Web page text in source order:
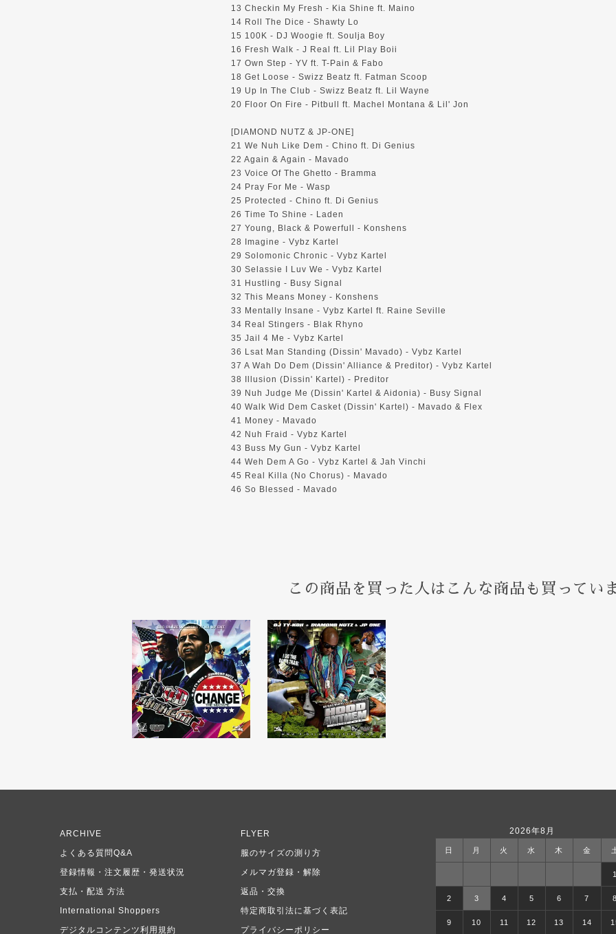
13 Checkin My Fresh - Kia Shine ft. Maino
14 Roll The Dice - Shawty Lo
15 100K - DJ Woogie ft. Soulja Boy
16 Fresh Walk - J Real ft. Lil Play Boii
17 Own Step - YV ft. T-Pain & Fabo
18 Get Loose - Swizz Beatz ft. Fatman Scoop
19 Up In The Club - Swizz Beatz ft. Lil Wayne
20 Floor On Fire - Pitbull ft. Machel Montana & Lil' Jon
[DIAMOND NUTZ & JP-ONE]
21 We Nuh Like Dem - Chino ft. Di Genius
22 Again & Again - Mavado
23 Voice Of The Ghetto - Bramma
24 Pray For Me - Wasp
25 Protected - Chino ft. Di Genius
26 Time To Shine - Laden
27 Young, Black & Powerfull - Konshens
28 Imagine - Vybz Kartel
29 Solomonic Chronic - Vybz Kartel
30 Selassie I Luv We - Vybz Kartel
31 Hustling - Busy Signal
32 This Means Money - Konshens
33 Mentally Insane - Vybz Kartel ft. Raine Seville
34 Real Stingers - Blak Rhyno
35 Jail 4 Me - Vybz Kartel
36 Lsat Man Standing (Dissin' Mavado) - Vybz Kartel
37 A Wah Do Dem (Dissin' Alliance & Preditor) - Vybz Kartel
38 Illusion (Dissin' Kartel) - Preditor
39 Nuh Judge Me (Dissin' Kartel & Aidonia) - Busy Signal
40 Walk Wid Dem Casket (Dissin' Kartel) - Mavado & Flex
41 Money - Mavado
42 Nuh Fraid - Vybz Kartel
43 Buss My Gun - Vybz Kartel
44 Weh Dem A Go - Vybz Kartel & Jah Vinchi
45 Real Killa (No Chorus) - Mavado
46 So Blessed - Mavado
この商品を買った人はこんな商品も買ってい
2026年8月
日 月 火 水 木 金
2 3 4 5 6 7
9 10 11 12 13 14
ARCHIVE
FLYER
よくある質問Q&A
服のサイズの測り方
登録情報・注文履歴・発送状況
メルマガ登録・解除
支払・配送 方法
返品・交換
International Shoppers
特定商取引法に基づく表記
デジタルコンテンツ利用規約
プライバシーポリシー